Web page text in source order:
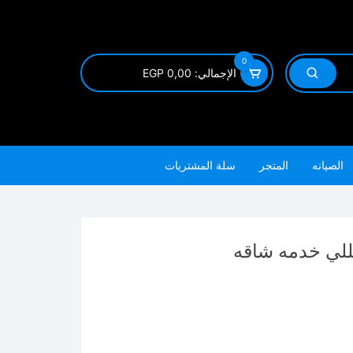
0
الإجمالي: 0,00
EGP
الصيانه المتجر سلة المشتريات